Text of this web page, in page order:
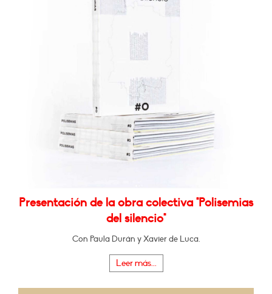
Presentación de la obra colectiva "Polisemias
del silencio"
Con Paula Durán y Xavier de Luca.
Leer más...